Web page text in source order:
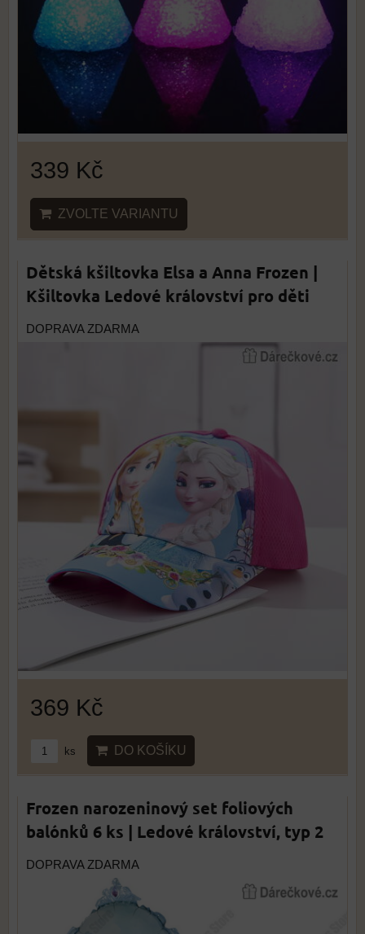
339 Kč
ZVOLTE VARIANTU
Dětská kšiltovka Elsa a Anna Frozen |
Kšiltovka Ledové království pro děti
DOPRAVA ZDARMA
369 Kč
ks DO KOŠÍKU
Frozen narozeninový set foliových
balónků 6 ks | Ledové království, typ 2
DOPRAVA ZDARMA